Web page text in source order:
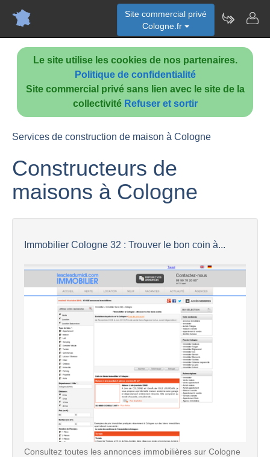
Le site utilise les cookies de nos partenaires.
Politique de confidentialité
Site commercial privé sans lien avec le site de la
collectivité Refuser et sortir
Site commercial privé
Cologne.fr
Services de construction de maison à Cologne
Constructeurs de
maisons à Cologne
Immobilier Cologne 32 : Trouver le bon coin à...
Consultez toutes les annonces immobilières sur Cologne